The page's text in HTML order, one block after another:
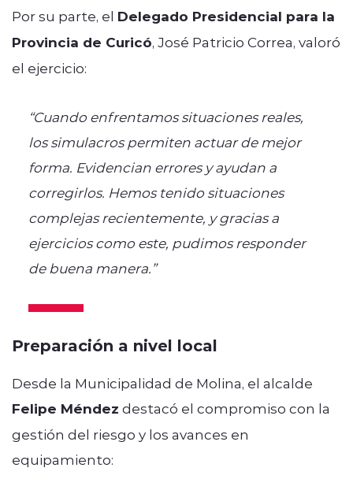
Por su parte, el Delegado Presidencial para la
Provincia de Curicó, José Patricio Correa, valoró
el ejercicio:
“Cuando enfrentamos situaciones reales,
los simulacros permiten actuar de mejor
forma. Evidencian errores y ayudan a
corregirlos. Hemos tenido situaciones
complejas recientemente, y gracias a
ejercicios como este, pudimos responder
de buena manera.”
Preparación a nivel local
Desde la Municipalidad de Molina, el alcalde
Felipe Méndez destacó el compromiso con la
gestión del riesgo y los avances en
equipamiento: